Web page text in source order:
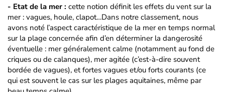
- Etat de la mer : cette notion définit les effets du vent sur la
mer : vagues, houle, clapot…Dans notre classement, nous
avons noté l’aspect caractéristique de la mer en temps normal
sur la plage concernée afin d’en déterminer la dangerosité
éventuelle : mer généralement calme (notamment au fond de
criques ou de calanques), mer agitée (c’est-à-dire souvent
bordée de vagues), et fortes vagues et/ou forts courants (ce
qui est souvent le cas sur les plages aquitaines, même par